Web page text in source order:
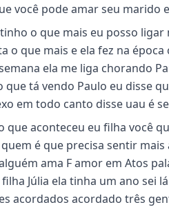
você pode amar seu marido
o que mais eu posso
o que mais e ela fez na
ela me liga chorando
que tá vendo Paulo eu disse
em todo canto disse uau é
que aconteceu eu filha você
é que precisa sentir
ama F amor em Atos
Júlia ela tinha um ano sei
acordados acordado três